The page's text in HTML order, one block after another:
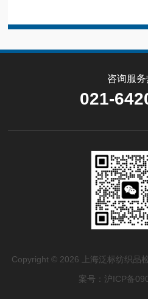
咨询服
021-
Copyright © 2026 上海泛标纺织品
案号：沪ICP备